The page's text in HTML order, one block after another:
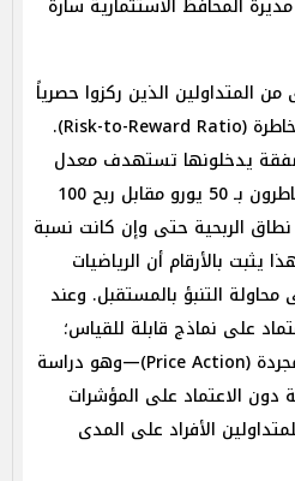
المتداولين الذين ركزوا حصرياً
على معدل العائد مقابل المخاطرة (Risk-to-Reward Ratio).
يدخلونها تستهدف معدل
1:2 على الأقل—أي أنهم يخاطرون بـ 50 يورو مقابل ربح 100
الربحية حتى وإن كانت نسبة
فقط! هذا يثبت بالأرقام أن الرياضيات
محاولة التنبؤ بالمستقبل. وعند
على نماذج قابلة للقياس؛
ويظل تحليل حركة السعر المجردة (Price Action)—وهو دراسة
دون الاعتماد على المؤشرات
الأفراد على المدى